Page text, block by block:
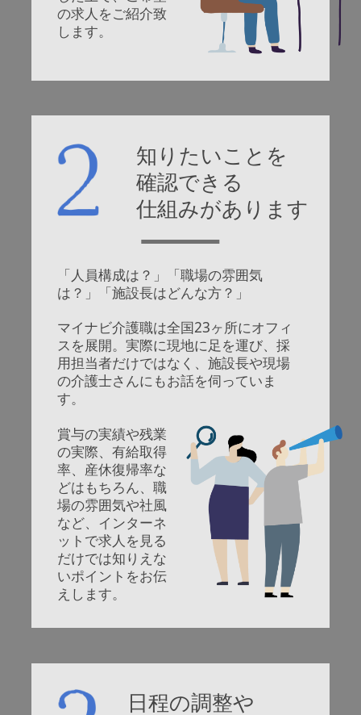
の求人をご紹介致
します。
知りたいことを
確認できる
仕組みがあります
「人員構成は？」「職場の雰囲気
は？」「施設長はどんな方？」
マイナビ介護職は全国23ヶ所にオフィ
スを展開。実際に現地に足を運び、採
用担当者だけではなく、施設長や現場
の介護士さんにもお話を伺っていま
す。
賞与の実績や残業
の実際、有給取得
率、産休復帰率な
どはもちろん、職
場の雰囲気や社風
など、インターネ
ットで求人を見る
だけでは知りえな
いポイントをお伝
えします。
日程の調整や